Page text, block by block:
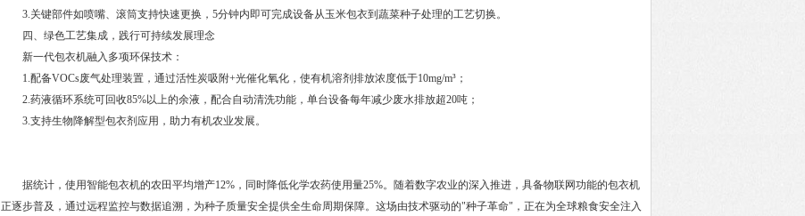
3.关键部件如喷嘴、滚筒支持快速更换，5分钟内即可完成设备从玉米包衣到蔬菜种子处理的工艺切换。
四、绿色工艺集成，践行可持续发展理念
新一代包衣机融入多项环保技术：
1.配备VOCs废气处理装置，通过活性炭吸附+光催化氧化，使有机溶剂排放浓度低于10mg/m³；
2.药液循环系统可回收85%以上的余液，配合自动清洗功能，单台设备每年减少废水排放超20吨；
3.支持生物降解型包衣剂应用，助力有机农业发展。
据统计，使用智能包衣机的农田平均增产12%，同时降低化学农药使用量25%。随着数字农业的深入推进，具备物联网功能的包衣机
正逐步普及，通过远程监控与数据追溯，为种子质量安全提供全生命周期保障。这场由技术驱动的"种子革命"，正在为全球粮食安全注入